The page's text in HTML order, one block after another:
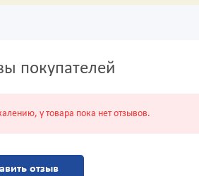
покупателей
у товара пока нет отзывов.
отзыв